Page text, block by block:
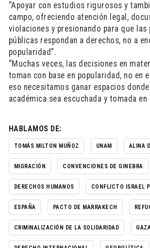
“Apoyar con estudios rigurosos y
campo, ofreciendo atención legal,
violaciones y presionando para que
públicas respondan a derechos, no a
popularidad”.
“Muchas veces, las decisiones en
toman con base en popularidad, no en
eso necesitamos ganar espacios
académica sea escuchada y tomada en
HABLAMOS DE:
TOMÁS MILTON MUÑOZ UNAM ALINA
MIGRACIÓN CONVENCIONES DE GINEBRA
DERECHOS HUMANOS CONFLICTO ISRAEL
ESPAÑA PACTO DE MARRAKECH
CRIMINALIZACIÓN DE LA SOLIDARIDAD